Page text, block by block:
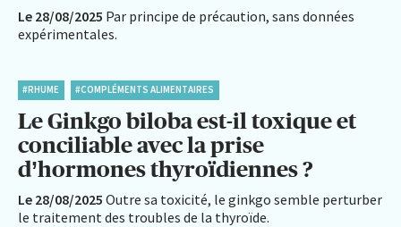
Le 28/08/2025 Par principe de précaution, sans données
expérimentales.
#RHUME #COMPLÉMENTS ALIMENTAIRES
Le Ginkgo biloba est-il toxique et
conciliable avec la prise
d’hormones thyroïdiennes ?
Le 28/08/2025 Outre sa toxicité, le ginkgo semble perturber
le traitement des troubles de la thyroïde.